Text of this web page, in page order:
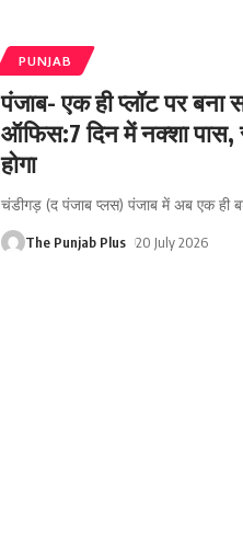
PUNJAB
पंजाब- एक ही प्लॉट पर
ऑफिस:7 दिन में नक्शा
होगा
चंडीगड़ (द पंजाब प्लस) पंजाब में अब एक ही
The Punjab Plus 20 July 2026